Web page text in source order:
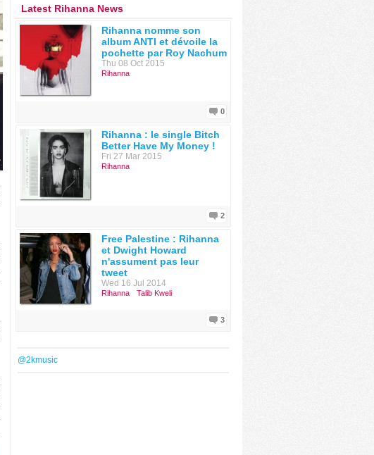
Latest Rihanna News
Rihanna nomme son
album ANTI et dévoile la
pochette par Roy Nachum
Thu 08 Oct 2015
Rihanna
0
Rihanna : le single Bitch
Better Have My Money !
Fri 27 Mar 2015
Rihanna
2
Free Palestine : Rihanna
et Dwight Howard
n'assument pas leur
tweet
Wed 16 Jul 2014
Rihanna Talib Kweli
3
@2kmusic